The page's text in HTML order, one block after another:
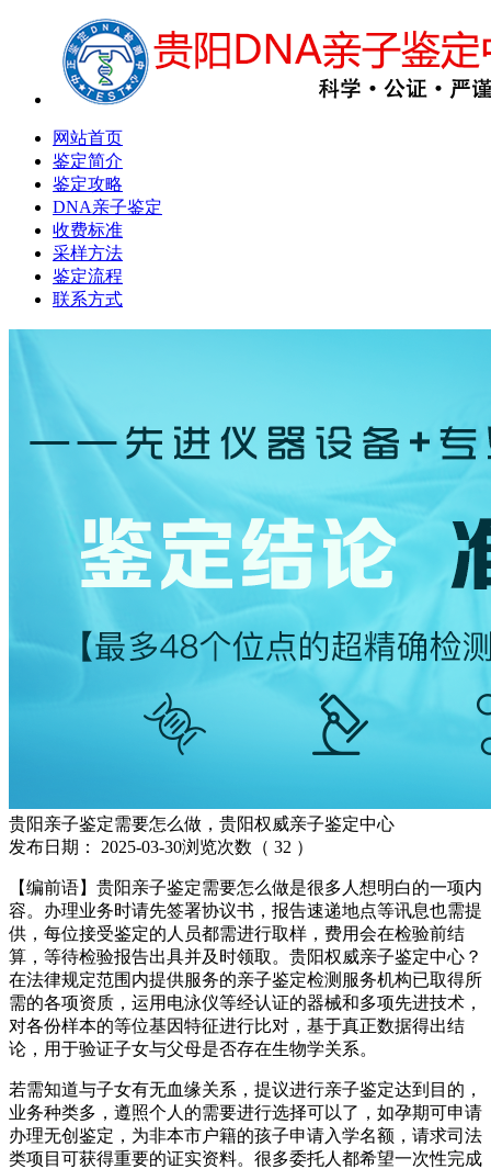
网站首页
鉴定简介
鉴定攻略
DNA亲子鉴定
收费标准
采样方法
鉴定流程
联系方式
贵阳亲子鉴定需要怎么做，贵阳权威亲子鉴定中心
发布日期：
2025-03-30浏览次数（ 32 ）
【编前语】贵阳亲子鉴定需要怎么做是很多人想明白的一项内
容。办理业务时请先签署协议书，报告速递地点等讯息也需提
供，每位接受鉴定的人员都需进行取样，费用会在检验前结
算，等待检验报告出具并及时领取。贵阳权威亲子鉴定中心？
在法律规定范围内提供服务的亲子鉴定检测服务机构已取得所
需的各项资质，运用电泳仪等经认证的器械和多项先进技术，
对各份样本的等位基因特征进行比对，基于真正数据得出结
论，用于验证子女与父母是否存在生物学关系。
若需知道与子女有无血缘关系，提议进行亲子鉴定达到目的，
业务种类多，遵照个人的需要进行选择可以了，如孕期可申请
办理无创鉴定，为非本市户籍的孩子申请入学名额，请求司法
类项目可获得重要的证实资料。很多委托人都希望一次性完成